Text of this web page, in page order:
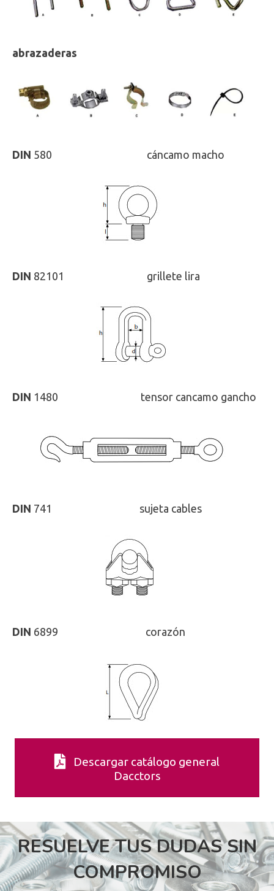
abrazaderas
DIN 580 cáncamo macho
DIN 82101 grillete lira
DIN 1480 tensor cancamo gancho
DIN 741 sujeta cables
DIN 6899 corazón
Descargar catálogo general
Dacctors
RESUELVE TUS DUDAS SIN
COMPROMISO